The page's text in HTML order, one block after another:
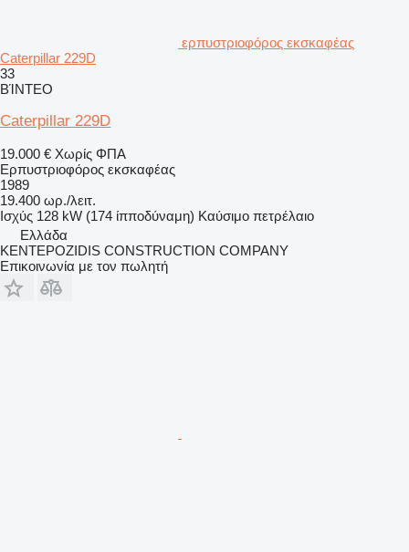
ερπυστριοφόρος εκσκαφέας
Caterpillar 229D
33
ΒΊΝΤΕΟ
Caterpillar 229D
19.000 € Χωρίς ΦΠΑ
Ερπυστριοφόρος εκσκαφέας
1989
19.400 ωρ./λειτ.
Ισχύς 128 kW (174 ίπποδύναμη) Καύσιμο πετρέλαιο
Ελλάδα
KENTEPOZIDIS CONSTRUCTION COMPANY
Επικοινωνία με τον πωλητή